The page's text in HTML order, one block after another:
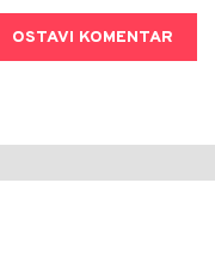
OSTAVI KOMENTAR